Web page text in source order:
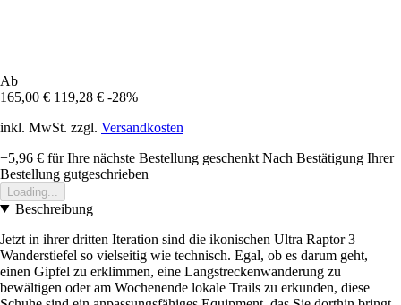
Ab
165,00 € 119,28 € -28%
inkl. MwSt. zzgl. Versandkosten
+5,96 € für Ihre nächste Bestellung geschenkt Nach Bestätigung Ihrer
Bestellung gutgeschrieben
Loading...
Beschreibung
Jetzt in ihrer dritten Iteration sind die ikonischen Ultra Raptor 3
Wanderstiefel so vielseitig wie technisch. Egal, ob es darum geht,
einen Gipfel zu erklimmen, eine Langstreckenwanderung zu
bewältigen oder am Wochenende lokale Trails zu erkunden, diese